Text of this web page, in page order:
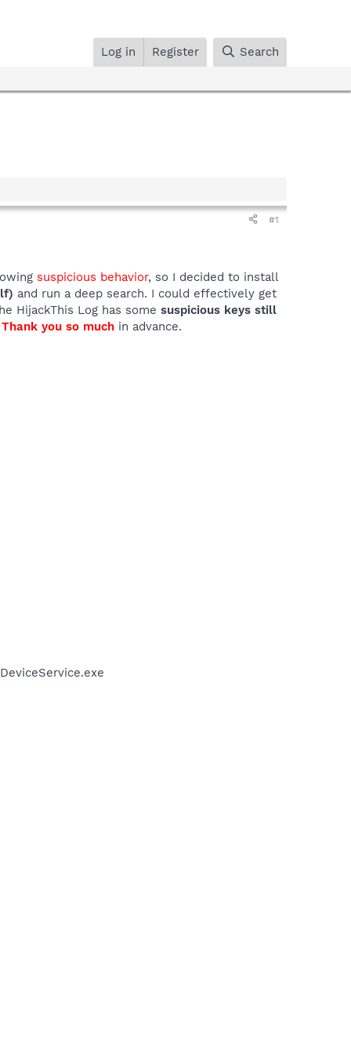
Log in Register Search
#1
suspicious behavior, so I decided to install
and run a deep search. I could effectively get
HijackThis Log has some suspicious keys still
Thank you so much in advance.